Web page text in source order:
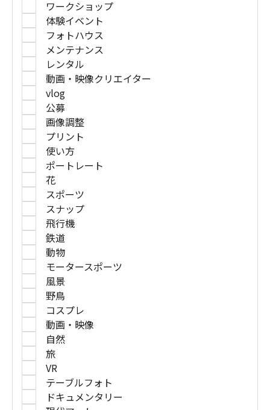
ワークショップ
体験イベント
フォトハウス
メンテナンス
レンタル
動画・映像クリエイター
vlog
公募
画像調整
プリント
使い方
ポートレート
花
スポーツ
スナップ
飛行機
鉄道
動物
モータースポーツ
風景
野鳥
コスプレ
動画・映像
自然
旅
VR
テーブルフォト
ドキュメンタリー